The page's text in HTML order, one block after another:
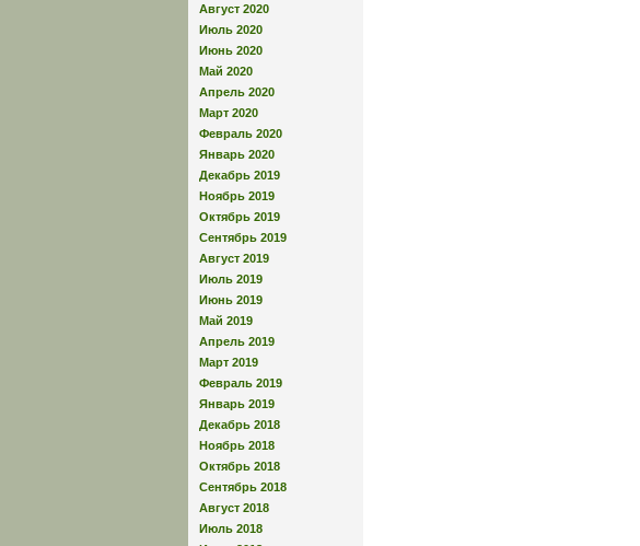
Август 2020
Июль 2020
Июнь 2020
Май 2020
Апрель 2020
Март 2020
Февраль 2020
Январь 2020
Декабрь 2019
Ноябрь 2019
Октябрь 2019
Сентябрь 2019
Август 2019
Июль 2019
Июнь 2019
Май 2019
Апрель 2019
Март 2019
Февраль 2019
Январь 2019
Декабрь 2018
Ноябрь 2018
Октябрь 2018
Сентябрь 2018
Август 2018
Июль 2018